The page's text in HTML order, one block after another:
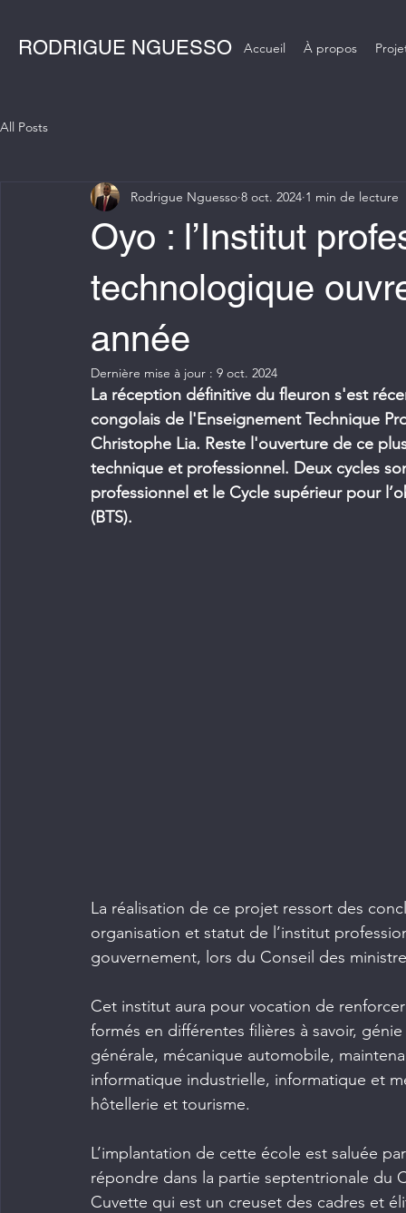
RODRIGUE NGUESSO Accueil À propos
All Posts
Oyo : l’Institut
technologique
année
Rodrigue Nguesso 8 oct. 2024 1 min de lecture
Dernière mise à jour : 9 oct. 2024
La réception définitive du fleuron s'est
congolais de l'Enseignement Technique
Christophe Lia. Reste l'ouverture de ce
technique et professionnel. Deux cycles
professionnel et le Cycle supérieur pour
(BTS).
La réalisation de ce projet ressort des
organisation et statut de l’institut
gouvernement, lors du Conseil des
Cet institut aura pour vocation de
formés en différentes filières à savoir,
générale, mécanique automobile,
informatique industrielle, informatique et
hôtellerie et tourisme.
L’implantation de cette école est saluée
répondre dans la partie septentrionale du
Cuvette qui est un creuset des cadres et